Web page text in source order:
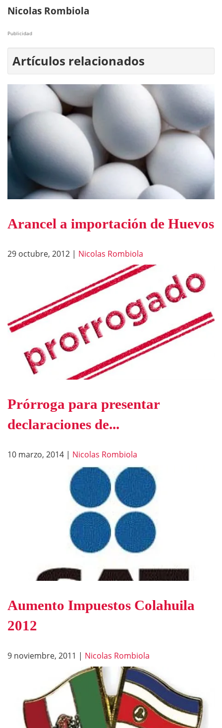
Nicolas Rombiola
Publicidad
Artículos relacionados
Arancel a importación de Huevos
29 octubre, 2012 | Nicolas Rombiola
Prórroga para presentar
declaraciones de...
10 marzo, 2014 | Nicolas Rombiola
Aumento Impuestos Colahuila
2012
9 noviembre, 2011 | Nicolas Rombiola